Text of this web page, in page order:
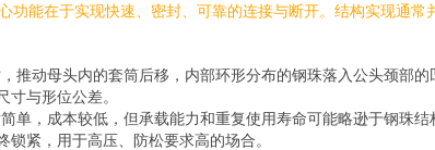
能在于实现快速、密封、可靠的连接与断开。结构实现通
推动母头内的套筒后移，内部环形分布的钢珠落入公头颈部
与形位公差。
单，成本较低，但承载能力和重复使用寿命可能略逊于钢珠结
紧，用于高压、防松要求高的场合。